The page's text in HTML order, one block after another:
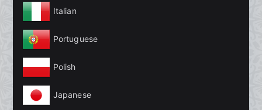
Italian
Portuguese
Polish
Japanese